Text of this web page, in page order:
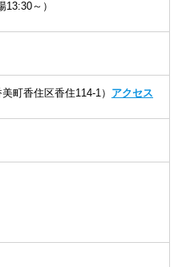
～）
町香住区香住114-1） アクセス